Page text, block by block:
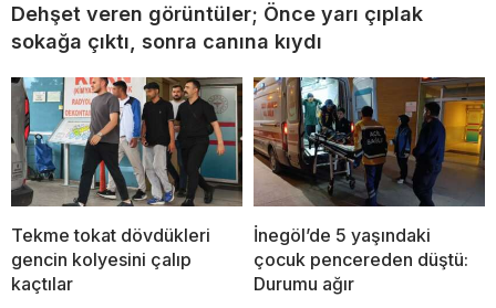
Dehşet veren görüntüler; Önce yarı çıplak
sokağa çıktı, sonra canına kıydı
Tekme tokat dövdükleri
gencin kolyesini çalıp
kaçtılar
İnegöl’de 5 yaşındaki
çocuk pencereden düştü:
Durumu ağır